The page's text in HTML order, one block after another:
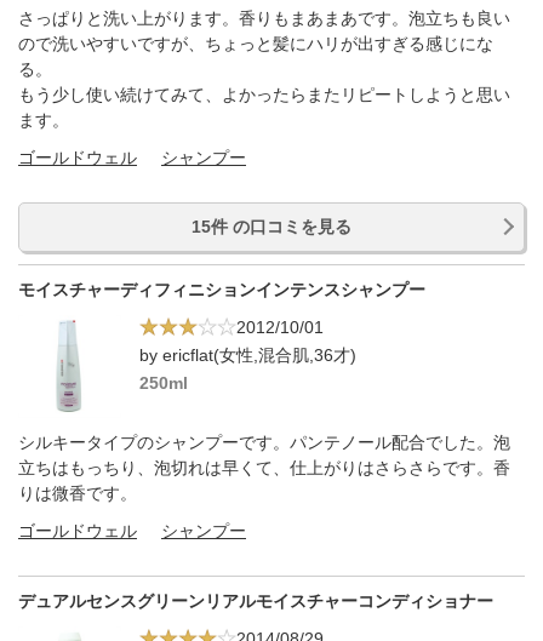
さっぱりと洗い上がります。香りもまあまあです。泡立ちも良い
ので洗いやすいですが、ちょっと髪にハリが出すぎる感じにな
る。
もう少し使い続けてみて、よかったらまたリピートしようと思い
ます。
ゴールドウェル
シャンプー
15件 の口コミを見る
モイスチャーディフィニションインテンスシャンプー
2012/10/01
by ericflat(女性,混合肌,36才)
250ml
シルキータイプのシャンプーです。パンテノール配合でした。泡
立ちはもっちり、泡切れは早くて、仕上がりはさらさらです。香
りは微香です。
ゴールドウェル
シャンプー
デュアルセンスグリーンリアルモイスチャーコンディショナー